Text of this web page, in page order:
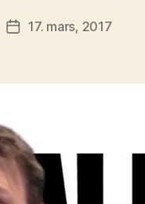
Publiseringsdato
17. mars, 2017